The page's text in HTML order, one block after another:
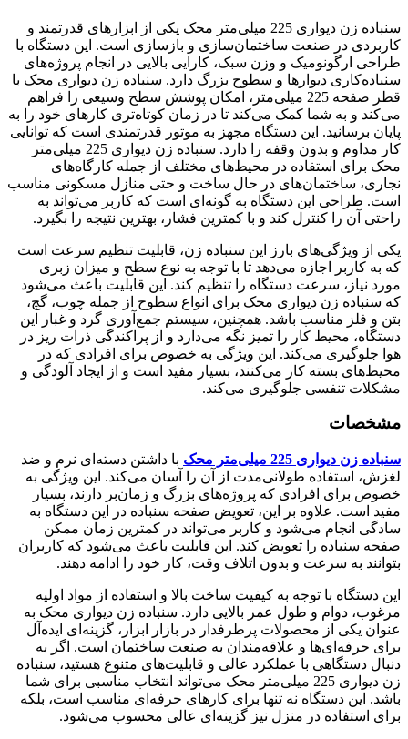
سنباده زن دیواری 225 میلی‌متر محک یکی از ابزارهای قدرتمند و
کاربردی در صنعت ساختمان‌سازی و بازسازی است. این دستگاه با
طراحی ارگونومیک و وزن سبک، کارایی بالایی در انجام پروژه‌های
سنباده‌کاری دیوارها و سطوح بزرگ دارد. سنباده زن دیواری محک با
قطر صفحه 225 میلی‌متر، امکان پوشش سطح وسیعی را فراهم
می‌کند و به شما کمک می‌کند تا در زمان کوتاه‌تری کارهای خود را به
پایان برسانید. این دستگاه مجهز به موتور قدرتمندی است که توانایی
کار مداوم و بدون وقفه را دارد. سنباده زن دیواری 225 میلی‌متر
محک برای استفاده در محیط‌های مختلف از جمله کارگاه‌های
نجاری، ساختمان‌های در حال ساخت و حتی منازل مسکونی مناسب
است. طراحی این دستگاه به گونه‌ای است که کاربر می‌تواند به
راحتی آن را کنترل کند و با کمترین فشار، بهترین نتیجه را بگیرد.
یکی از ویژگی‌های بارز این سنباده زن، قابلیت تنظیم سرعت است
که به کاربر اجازه می‌دهد تا با توجه به نوع سطح و میزان زبری
مورد نیاز، سرعت دستگاه را تنظیم کند. این قابلیت باعث می‌شود
که سنباده زن دیواری محک برای انواع سطوح از جمله چوب، گچ،
بتن و فلز مناسب باشد. همچنین، سیستم جمع‌آوری گرد و غبار این
دستگاه، محیط کار را تمیز نگه می‌دارد و از پراکندگی ذرات ریز در
هوا جلوگیری می‌کند. این ویژگی به خصوص برای افرادی که در
محیط‌های بسته کار می‌کنند، بسیار مفید است و از ایجاد آلودگی و
مشکلات تنفسی جلوگیری می‌کند.
مشخصات
سنباده زن دیواری 225 میلی‌متر محک
با داشتن دسته‌ای نرم و ضد
لغزش، استفاده طولانی‌مدت از آن را آسان می‌کند. این ویژگی به
خصوص برای افرادی که پروژه‌های بزرگ و زمان‌بر دارند، بسیار
مفید است. علاوه بر این، تعویض صفحه سنباده در این دستگاه به
سادگی انجام می‌شود و کاربر می‌تواند در کمترین زمان ممکن
صفحه سنباده را تعویض کند. این قابلیت باعث می‌شود که کاربران
بتوانند به سرعت و بدون اتلاف وقت، کار خود را ادامه دهند.
این دستگاه با توجه به کیفیت ساخت بالا و استفاده از مواد اولیه
مرغوب، دوام و طول عمر بالایی دارد. سنباده زن دیواری محک به
عنوان یکی از محصولات پرطرفدار در بازار ابزار، گزینه‌ای ایده‌آل
برای حرفه‌ای‌ها و علاقه‌مندان به صنعت ساختمان است. اگر به
دنبال دستگاهی با عملکرد عالی و قابلیت‌های متنوع هستید، سنباده
زن دیواری 225 میلی‌متر محک می‌تواند انتخاب مناسبی برای شما
باشد. این دستگاه نه تنها برای کارهای حرفه‌ای مناسب است، بلکه
برای استفاده در منزل نیز گزینه‌ای عالی محسوب می‌شود.